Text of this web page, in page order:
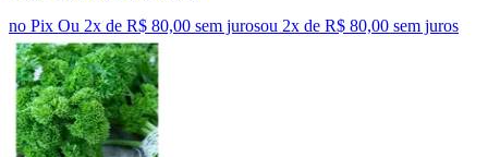
no Pix Ou 2x de R$ 80,00 sem jurosou 2x de R$ 80,00 sem juros